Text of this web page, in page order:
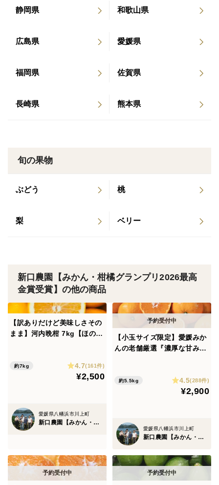
①大きさ、重さには多少の誤差がありますのでご了承下
②ご家庭用となりますので変わった形のものや色が一部
します。
理解頂ければと思います。
い。
静岡県 和歌山県
広島県 愛媛県
福岡県 佐賀県
長崎県 熊本県
旬の果物
ぶどう 桃
梨 ベリー
新口農園【みかん・柑橘グランプリ2026最高
金賞受賞】の他の商品
【訳ありだけど美味しさその
まま】河内晩柑 7kg【ほのか
約7kg 4.7(161件)
¥2,500
愛媛県八幡浜市川上町
新口農園【みかん・柑橘グランプリ2026最高金賞受賞】
【小玉サイズ限定】愛媛みか
んの老舗厳選『濃厚な甘みと
ん・柑橘グランプリ2026最高
約5.5kg 4.5(288件)
¥2,900
愛媛県八幡浜市川上町
新口農園【みかん・柑橘グランプリ2026最高金賞受賞】